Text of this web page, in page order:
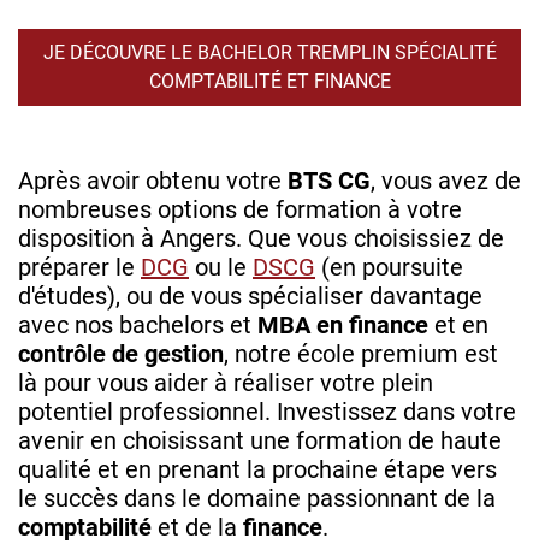
JE DÉCOUVRE LE BACHELOR TREMPLIN SPÉCIALITÉ
COMPTABILITÉ ET FINANCE
Après avoir obtenu votre BTS CG, vous avez de
nombreuses options de formation à votre
disposition à Angers. Que vous choisissiez de
préparer le DCG ou le DSCG (en poursuite
d'études), ou de vous spécialiser davantage
avec nos bachelors et MBA en finance et en
contrôle de gestion, notre école premium est
là pour vous aider à réaliser votre plein
potentiel professionnel. Investissez dans votre
avenir en choisissant une formation de haute
qualité et en prenant la prochaine étape vers
le succès dans le domaine passionnant de la
comptabilité et de la finance.